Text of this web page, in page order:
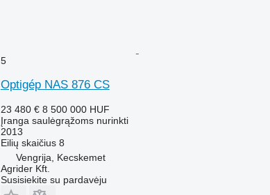
5
Optigép NAS 876 CS
23 480 € 8 500 000 HUF
Įranga saulėgrąžoms nurinkti
2013
Eilių skaičius 8
Vengrija, Kecskemet
Agrider Kft.
Susisiekite su pardavėju